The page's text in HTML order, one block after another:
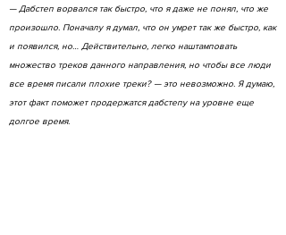
— Дабстеп ворвался так быстро, что я даже не понял, что же
произошло. Поначалу я думал, что он умрет так же быстро, как
и появился, но… Действительно, легко наштамповать
множество треков данного направления, но чтобы все люди
все время писали плохие треки? — это невозможно. Я думаю,
этот факт поможет продержатся дабстепу на уровне еще
долгое время.